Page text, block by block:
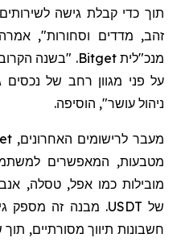
תוך כדי קבלת גישה
זהב, מדדים וסחורות",
מנכ"ליתBitget. "בשנה
על פני מגוון רחב של נכסים
ניהול עושר", הוסיפה.
מעבר לרישומים האחרונים,
מטבעות, המאפשרים
מובילות כמו אפל,טסלה,
של USDT. מבנה זה מספק
חשבונות תיווךמסורתיים, תוך